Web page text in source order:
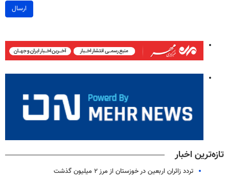
ارسال
تازه‌ترین اخبار
تردد زائران اربعین در خوزستان از مرز ۲ میلیون گذشت